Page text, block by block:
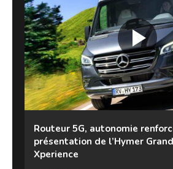
Routeur 5G, autonomie
présentation de l’Hymer
Xperience